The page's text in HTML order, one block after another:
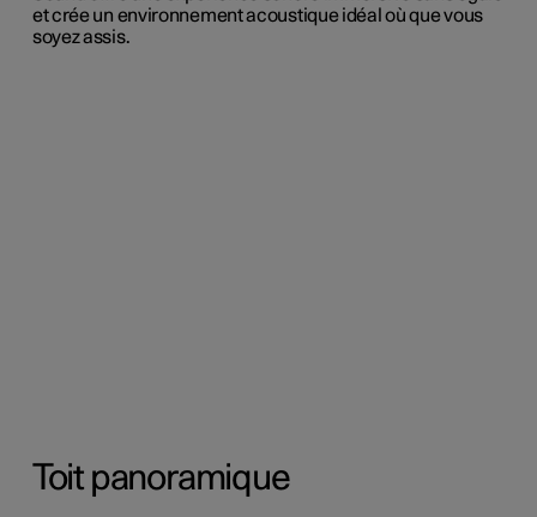
et crée un environnement acoustique idéal où que vous
soyez assis.
Toit panoramique